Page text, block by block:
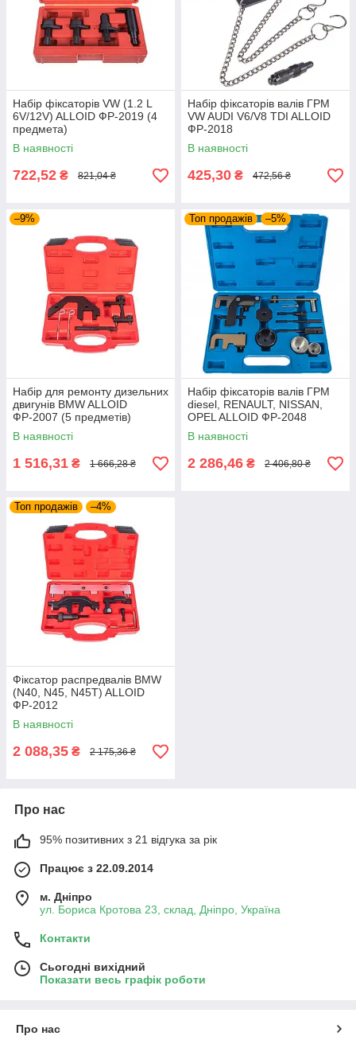
Набір фіксаторів VW (1.2 L
6V/12V) ALLOID ФР-2019 (4
предмета)
В наявності
722,52 ₴ 821,04 ₴
Набір фіксаторів валів ГРМ
VW AUDI V6/V8 TDI ALLOID
ФР-2018
В наявності
425,30 ₴ 472,56 ₴
–9%
Набір для ремонту дизельних
двигунів BMW ALLOID
ФР-2007 (5 предметів)
В наявності
1 516,31 ₴ 1 666,28 ₴
Топ продажів –5%
Набір фіксаторів валів ГРМ
diesel, RENAULT, NISSAN,
OPEL ALLOID ФР-2048
В наявності
2 286,46 ₴ 2 406,80 ₴
Топ продажів –4%
Фіксатор распредвалів BMW
(N40, N45, N45T) ALLOID
ФР-2012
В наявності
2 088,35 ₴ 2 175,36 ₴
Про нас
95% позитивних з 21 відгука за рік
Працює з 22.09.2014
м. Дніпро
ул. Бориса Кротова 23, склад, Дніпро, Україна
Контакти
Сьогодні вихідний
Показати весь графік роботи
Про нас